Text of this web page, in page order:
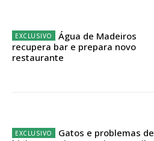
Planos de
Faça-se assinante do Região de Cister e
Sendo assinante terá acesso a todos os
Água de Madeiros
recupera bar e prepara novo
restaurante
Gatos e problemas de